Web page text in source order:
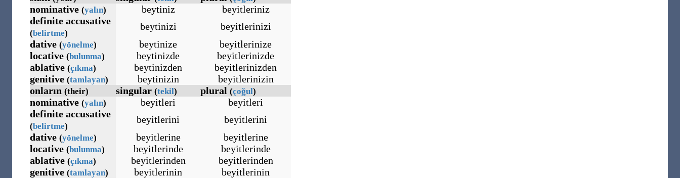
nominative (yalın) beytiniz
beyitleriniz
definite accusative
(belirtme)
beytinizi
beyitlerinizi
dative (yönelme) beytinize
beyitlerinize
locative (bulunma) beytinizde
beyitlerinizde
ablative (çıkma) beytinizden
beyitlerinizden
genitive (tamlayan) beytinizin
beyitlerinizin
onların (their) singular (tekil) plural (çoğul)
nominative (yalın) beyitleri
beyitleri
definite accusative
(belirtme)
beyitlerini
beyitlerini
dative (yönelme) beyitlerine
beyitlerine
locative (bulunma) beyitlerinde
beyitlerinde
ablative (çıkma) beyitlerinden
beyitlerinden
genitive (tamlayan) beyitlerinin
beyitlerinin